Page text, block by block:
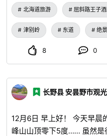
次难忘的云海之旅吧！！
北海道旅游 屈斜路王子
津别岭 东道 绝景
8 0
长野县 安昙野市观
12月6日 早上好！ 今天早晨
峰山山顶零下5度…… 虽然是